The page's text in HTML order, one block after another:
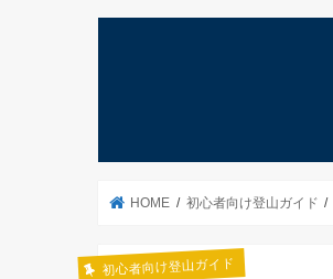
HOME 初心者向け登山ガイド
初心者向け登山ガイド